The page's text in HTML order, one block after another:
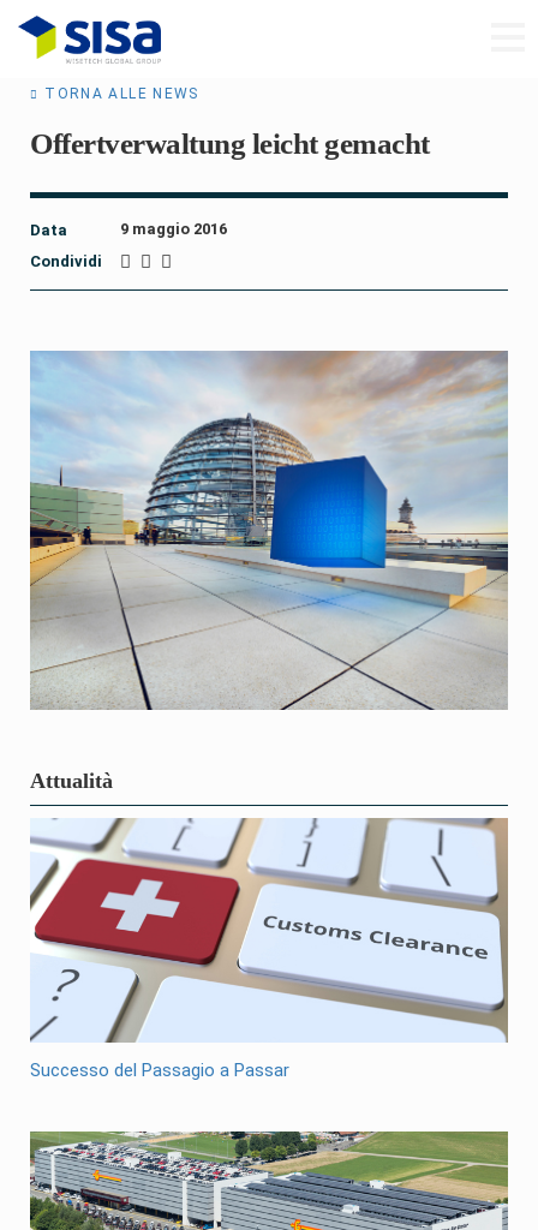
TORNA ALLE NEWS
Offertverwaltung leicht gemacht
Data
9 maggio 2016
Condividi
Attualità
Successo del Passagio a Passar